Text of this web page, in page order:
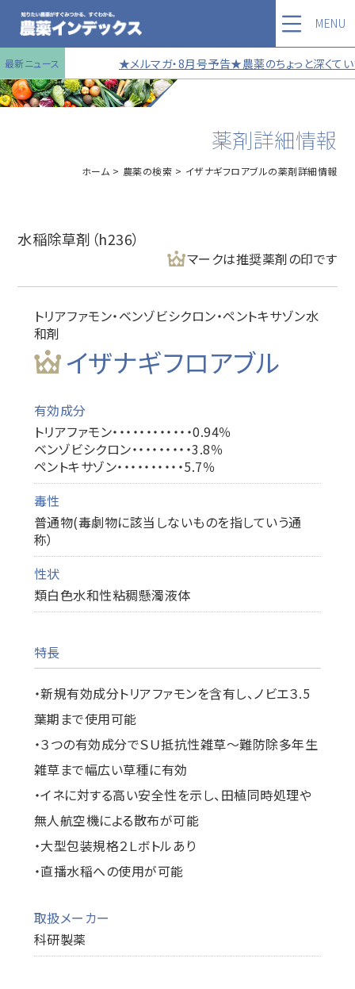
最新ニュース ★メルマガ・8月号予告★農薬のちょっと深く
MENU
薬剤詳細情報
ホーム 農薬の検索 イザナギフロアブルの薬剤詳細情報
水稲除草剤（h236）
マークは推奨薬剤の印です
トリアファモン・ベンゾビシクロン・ペントキサゾン水
和剤
イザナギフロアブル
有効成分
トリアファモン・・・・・・・・・・・・0.94％
ベンゾビシクロン・・・・・・・・・3.8％
ペントキサゾン・・・・・・・・・・5.7％
毒性
普通物(毒劇物に該当しないものを指していう通
称）
性状
類白色水和性粘稠懸濁液体
特長
・新規有効成分トリアファモンを含有し、ノビエ３.5
葉期まで使用可能
・３つの有効成分でＳＵ抵抗性雑草～難防除多年生
雑草まで幅広い草種に有効
・イネに対する高い安全性を示し、田植同時処理や
無人航空機による散布が可能
・大型包装規格２Ｌボトルあり
・直播水稲への使用が可能
取扱メーカー
科研製薬